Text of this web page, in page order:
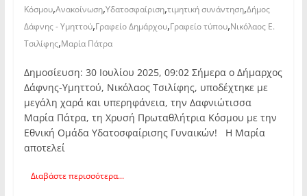
Κόσμου,Ανακοίνωση,Υδατοσφαίριση,τιμητική συνάντηση,Δήμος
Δάφνης - Υμηττού,Γραφείο Δημάρχου,Γραφείο τύπου,Νικόλαος Ε.
Τσιλίφης,Μαρία Πάτρα
Δημοσίευση: 30 Ιουλίου 2025, 09:02 Σήμερα ο Δήμαρχος
Δάφνης-Υμηττού, Νικόλαος Τσιλίφης, υποδέχτηκε με
μεγάλη χαρά και υπερηφάνεια, την Δαφνιώτισσα
Μαρία Πάτρα, τη Χρυσή Πρωταθλήτρια Κόσμου με την
Εθνική Ομάδα Υδατοσφαίρισης Γυναικών! Η Μαρία
αποτελεί
Διαβάστε περισσότερα...